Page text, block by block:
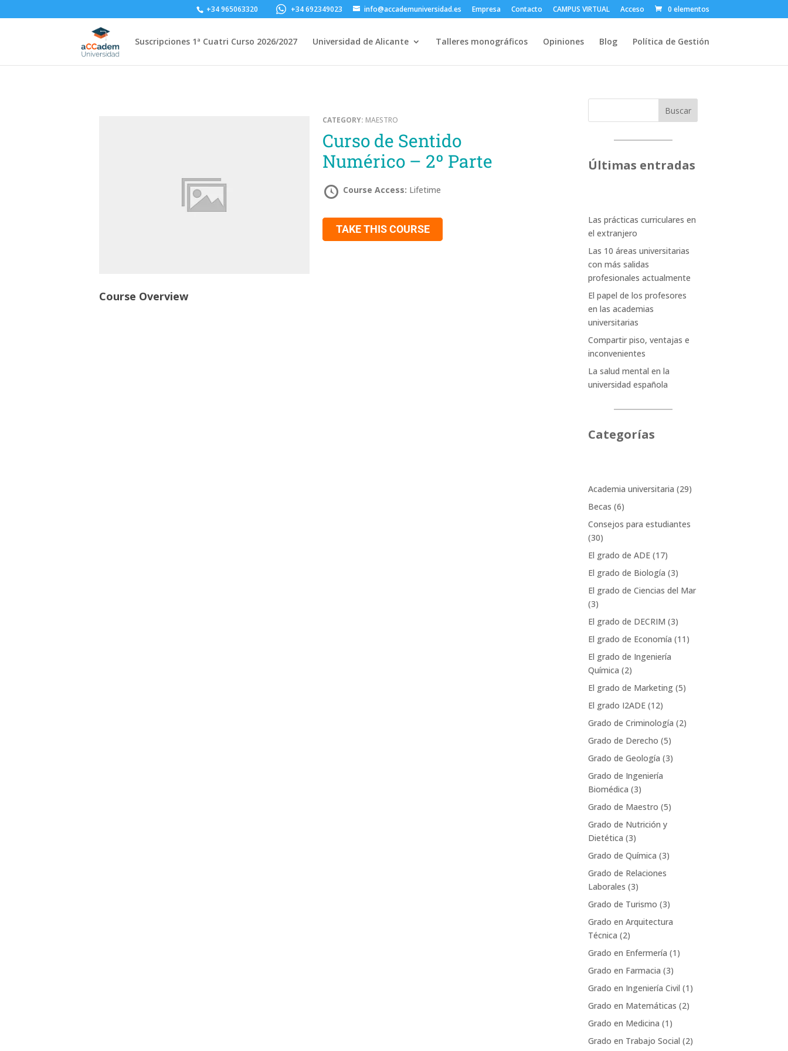
+34 965063320 +34 692349023 info@accademuniversidad.es Empresa Contacto CAMPUS VIRTUAL Acceso 0 elementos
Suscripciones 1ª Cuatri Curso 2026/2027 Universidad de Alicante Talleres monográficos Opiniones Blog Política de Gestión
CATEGORY: MAESTRO
Curso de Sentido
Numérico – 2º Parte
Course Access: Lifetime
TAKE THIS COURSE
Course Overview
Buscar
Últimas entradas
Las prácticas curriculares en
el extranjero
Las 10 áreas universitarias
con más salidas
profesionales actualmente
El papel de los profesores
en las academias
universitarias
Compartir piso, ventajas e
inconvenientes
La salud mental en la
universidad española
Categorías
Academia universitaria (29)
Becas (6)
Consejos para estudiantes
(30)
El grado de ADE (17)
El grado de Biología (3)
El grado de Ciencias del Mar
(3)
El grado de DECRIM (3)
El grado de Economía (11)
El grado de Ingeniería
Química (2)
El grado de Marketing (5)
El grado I2ADE (12)
Grado de Criminología (2)
Grado de Derecho (5)
Grado de Geología (3)
Grado de Ingeniería
Biomédica (3)
Grado de Maestro (5)
Grado de Nutrición y
Dietética (3)
Grado de Química (3)
Grado de Relaciones
Laborales (3)
Grado de Turismo (3)
Grado en Arquitectura
Técnica (2)
Grado en Enfermería (1)
Grado en Farmacia (3)
Grado en Ingeniería Civil (1)
Grado en Matemáticas (2)
Grado en Medicina (1)
Grado en Trabajo Social (2)